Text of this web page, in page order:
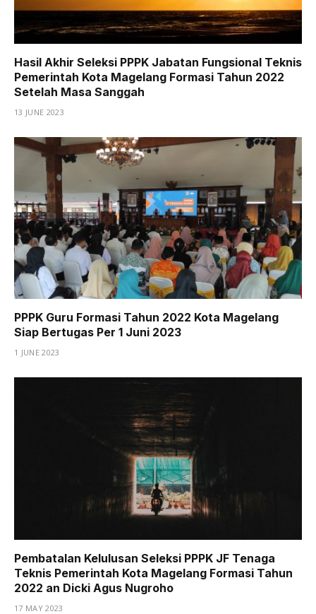
Hasil Akhir Seleksi PPPK Jabatan Fungsional Teknis
Pemerintah Kota Magelang Formasi Tahun 2022
Setelah Masa Sanggah
13 JUNE 2023
PPPK Guru Formasi Tahun 2022 Kota Magelang
Siap Bertugas Per 1 Juni 2023
1 JUNE 2023
Pembatalan Kelulusan Seleksi PPPK JF Tenaga
Teknis Pemerintah Kota Magelang Formasi Tahun
2022 an Dicki Agus Nugroho
17 MAY 2023